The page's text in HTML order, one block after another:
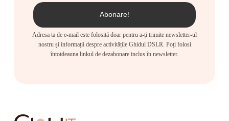
Adresa ta de e-mail este folosită doar pentru a-ți trimite newsletter-ul
nostru și informații despre activitățile Ghidul DSLR. Poți folosi
întotdeauna linkul de dezabonare inclus în newsletter.